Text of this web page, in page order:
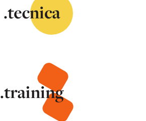
.tecnica
.training